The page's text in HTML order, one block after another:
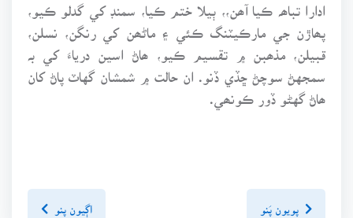
ادارا تباھہ ڪيا آھن،، ٻيلا ختم ڪيا، سمنڊ کي گدلو ڪيو،
پھاڙن جي مارڪيٽنگ ڪئي ۽ ماڻھن کي رنگن، نسلن،
قبيلن، مذھبن ۾ تقسيم ڪيو، ھاڻ اسين درياءَ کي بہ
سمجهڻ سوچڻ ڇڏي ڏنو. ان حالت ۾ شمشان گهاٽ پاڻ کان
ھاڻ گهڻو ڏور ڪونھي.
پويون پَنو اڳيون پنو